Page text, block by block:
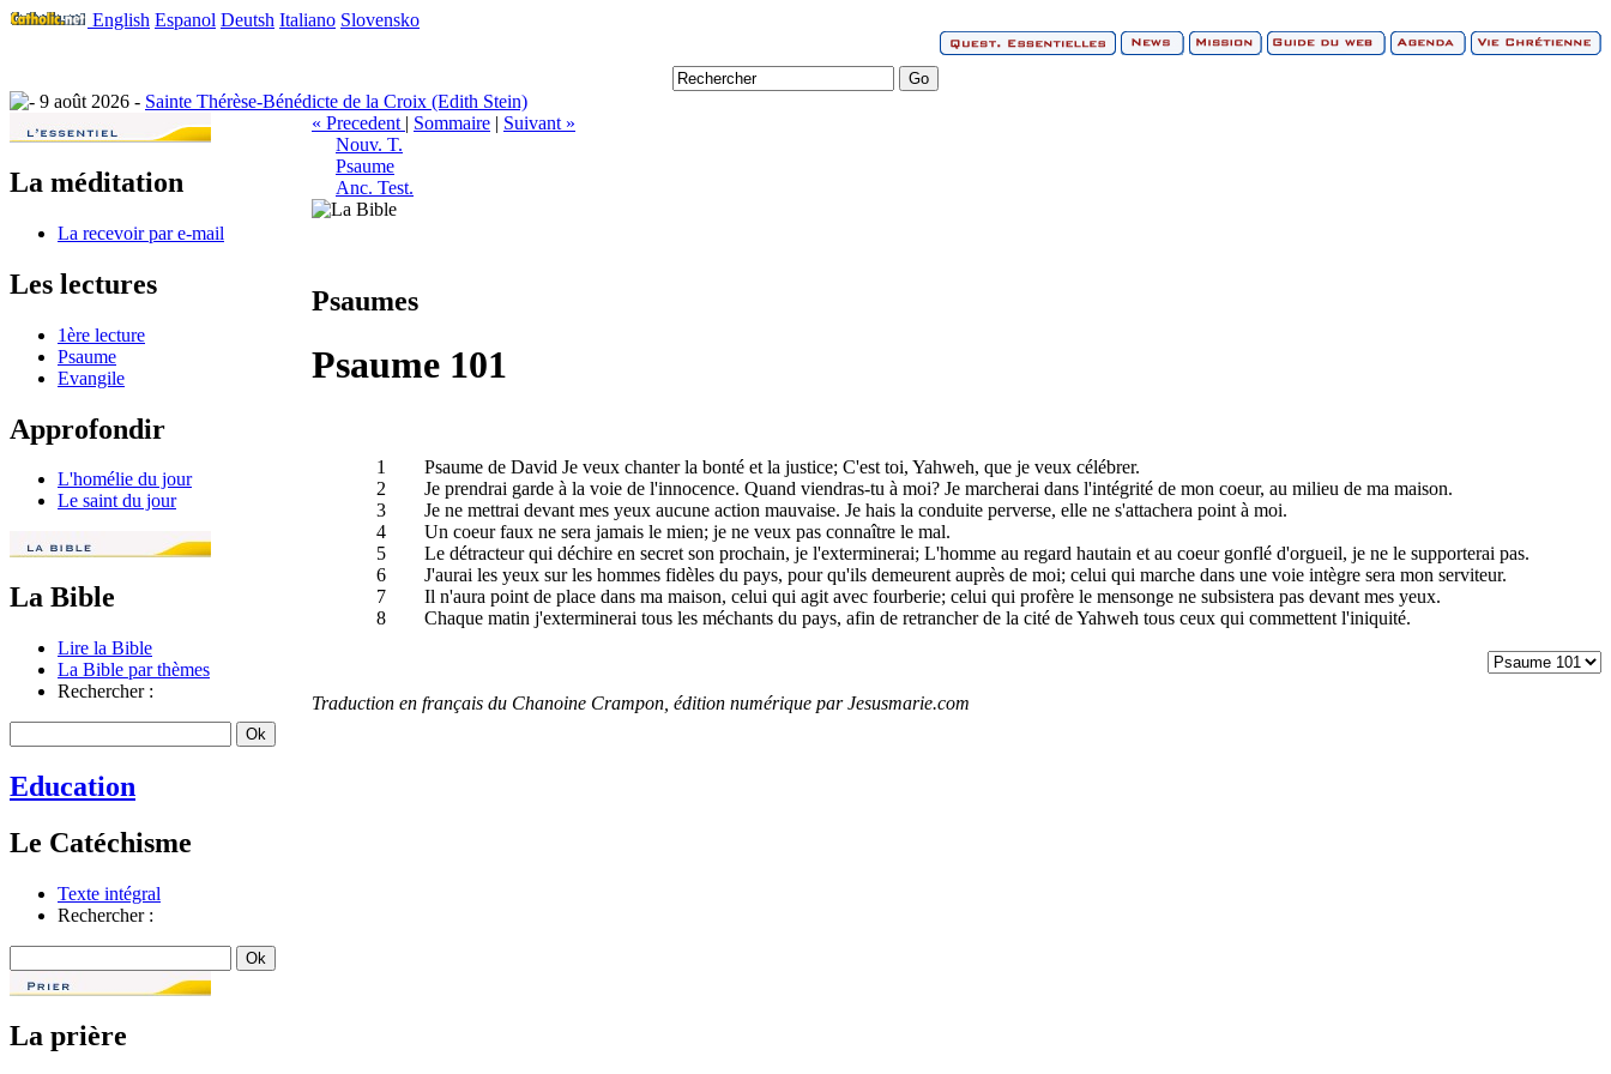
English Espanol Deutsh Italiano Slovensko
9 août 2026 - Sainte Thérèse-Bénédicte de la Croix (Edith Stein)
La méditation
La recevoir par e-mail
Les lectures
1ère lecture
Psaume
Evangile
Approfondir
L'homélie du jour
Le saint du jour
La Bible
Lire la Bible
La Bible par thèmes
Rechercher :
Education
Le Catéchisme
Texte intégral
Rechercher :
La prière
« Precedent | Sommaire | Suivant »
Nouv. T.
Psaume
Anc. Test.
Psaumes
Psaume 101
1
Psaume de David Je veux chanter la bonté et la justice; C'est toi, Yahweh, que je veux célébrer.
2
Je prendrai garde à la voie de l'innocence. Quand viendras-tu à moi? Je marcherai dans l'intégrité de mon coeur, au milieu de ma maison.
3
Je ne mettrai devant mes yeux aucune action mauvaise. Je hais la conduite perverse, elle ne s'attachera point à moi.
4
Un coeur faux ne sera jamais le mien; je ne veux pas connaître le mal.
5
Le détracteur qui déchire en secret son prochain, je l'exterminerai; L'homme au regard hautain et au coeur gonflé d'orgueil, je ne le supporterai pas.
6
J'aurai les yeux sur les hommes fidèles du pays, pour qu'ils demeurent auprès de moi; celui qui marche dans une voie intègre sera mon serviteur.
7
Il n'aura point de place dans ma maison, celui qui agit avec fourberie; celui qui profère le mensonge ne subsistera pas devant mes yeux.
8
Chaque matin j'exterminerai tous les méchants du pays, afin de retrancher de la cité de Yahweh tous ceux qui commettent l'iniquité.
Traduction en français du Chanoine Crampon, édition numérique par Jesusmarie.com